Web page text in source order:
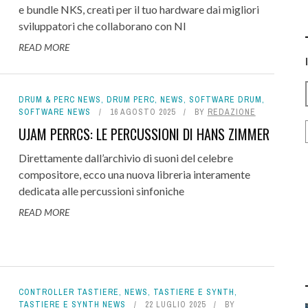
e bundle NKS, creati per il tuo hardware dai migliori
sviluppatori che collaborano con NI
READ MORE
DRUM & PERC NEWS, DRUM PERC, NEWS, SOFTWARE DRUM,
SOFTWARE NEWS
16 AGOSTO 2025 BY REDAZIONE
UJAM PERRCS: LE PERCUSSIONI DI HANS ZIMMER
Direttamente dall’archivio di suoni del celebre
compositore, ecco una nuova libreria interamente
dedicata alle percussioni sinfoniche
READ MORE
CONTROLLER TASTIERE, NEWS, TASTIERE E SYNTH,
TASTIERE E SYNTH NEWS
22 LUGLIO 2025 BY